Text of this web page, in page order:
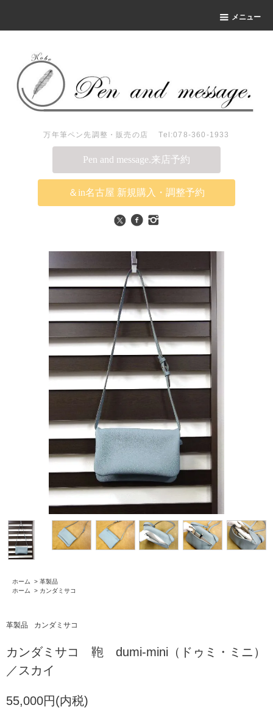
メニュー
万年筆ペン先調整・販売の店 Tel:078-360-1933
Pen and message.来店予約
＆in名古屋 新規購入・調整予約
ホーム > 革製品
ホーム
> カンダミサコ
革製品 カンダミサコ
カンダミサコ 鞄 dumi-mini（ドゥミ・ミニ）
／スカイ
55,000円(内税)